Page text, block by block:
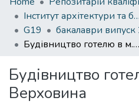
Інститут архітектури та будівництва "ІФНТУНГ-ДонНАБА"
G19
бакалаври
Будівництво готелю в м. Верховина
Будівництво
Верховина